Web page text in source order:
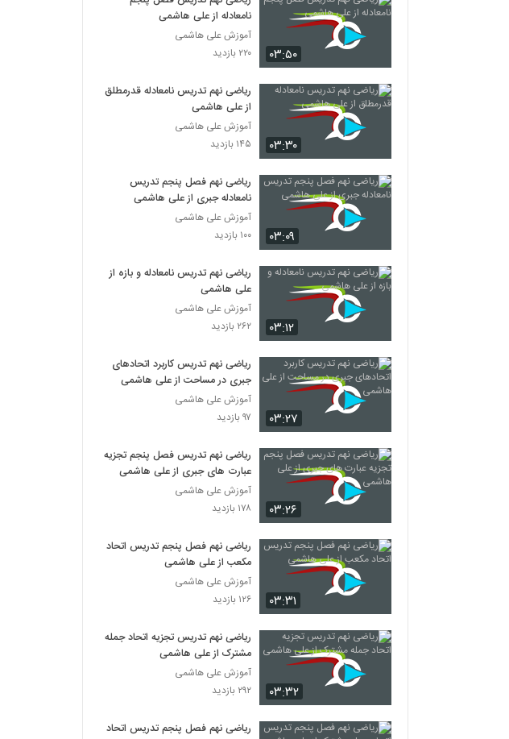
۰۳:۵۰
نامعادله از علی هاشمی
آموزش علی هاشمی
۲۲۰ بازدید
۰۳:۳۰
ریاضی نهم تدریس نامعادله قدرمطلق
از علی هاشمی
آموزش علی هاشمی
۱۴۵ بازدید
۰۳:۰۹
ریاضی نهم فصل پنجم تدریس
نامعادله جبری از علی هاشمی
آموزش علی هاشمی
۱۰۰ بازدید
۰۳:۱۲
ریاضی نهم تدریس نامعادله و بازه از
علی هاشمی
آموزش علی هاشمی
۲۶۲ بازدید
۰۳:۲۷
ریاضی نهم تدریس کاربرد اتحادهای
جبری در مساحت از علی هاشمی
آموزش علی هاشمی
۹۷ بازدید
۰۳:۲۶
ریاضی نهم تدریس فصل پنجم تجزیه
عبارت های جبری از علی هاشمی
آموزش علی هاشمی
۱۷۸ بازدید
۰۳:۳۱
ریاضی نهم فصل پنجم تدریس اتحاد
مکعب از علی هاشمی
آموزش علی هاشمی
۱۲۶ بازدید
۰۳:۳۲
ریاضی نهم تدریس تجزیه اتحاد جمله
مشترک از علی هاشمی
آموزش علی هاشمی
۲۹۲ بازدید
ریاضی نهم فصل پنجم تدریس اتحاد